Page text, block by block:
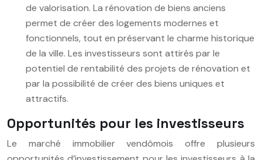
de valorisation. La rénovation de biens anciens
permet de créer des logements modernes et
fonctionnels, tout en préservant le charme historique
de la ville. Les investisseurs sont attirés par le
potentiel de rentabilité des projets de rénovation et
par la possibilité de créer des biens uniques et
attractifs.
Opportunités pour les investisseurs
Le marché immobilier vendômois offre plusieurs